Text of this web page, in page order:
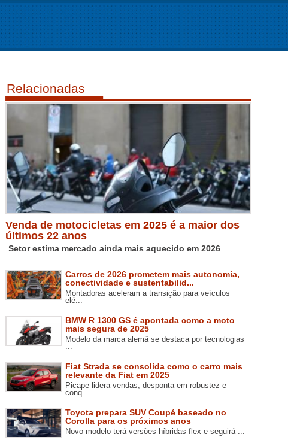
Relacionadas
Venda de motocicletas em 2025 é a maior dos
últimos 22 anos
Setor estima mercado ainda mais aquecido em 2026
Carros de 2026 prometem mais autonomia,
conectividade e sustentabilid...
Montadoras aceleram a transição para veículos
elé...
BMW R 1300 GS é apontada como a moto
mais segura de 2025
Modelo da marca alemã se destaca por tecnologias
...
Fiat Strada se consolida como o carro mais
relevante da Fiat em 2025
Picape lidera vendas, desponta em robustez e
conq...
Toyota prepara SUV Coupé baseado no
Corolla para os próximos anos
Novo modelo terá versões híbridas flex e seguirá ...